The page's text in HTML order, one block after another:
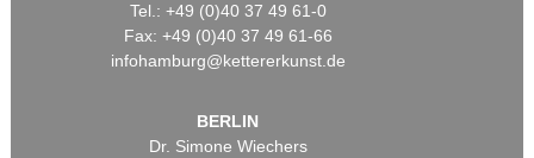
Tel.: +49 (0)40 37 49 61-0
Fax: +49 (0)40 37 49 61-66
infohamburg@kettererkunst.de
BERLIN
Dr. Simone Wiechers